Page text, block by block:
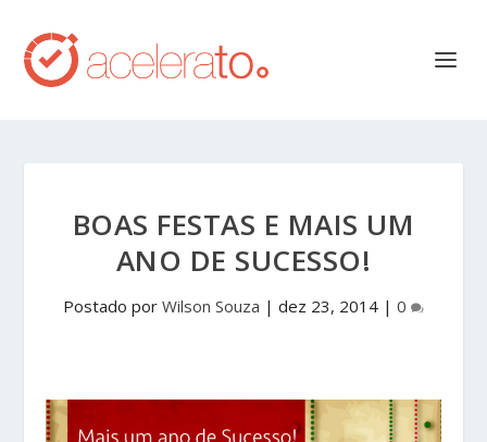
BOAS FESTAS E MAIS UM
ANO DE SUCESSO!
Postado por Wilson Souza | dez 23, 2014 | 0